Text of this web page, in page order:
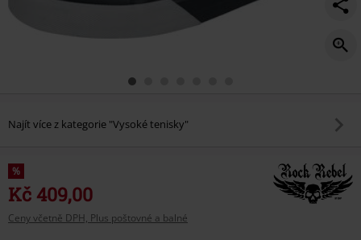
Najít více z kategorie "Vysoké tenisky"
%
Kč 409,00
Ceny včetně DPH, Plus poštovné a balné